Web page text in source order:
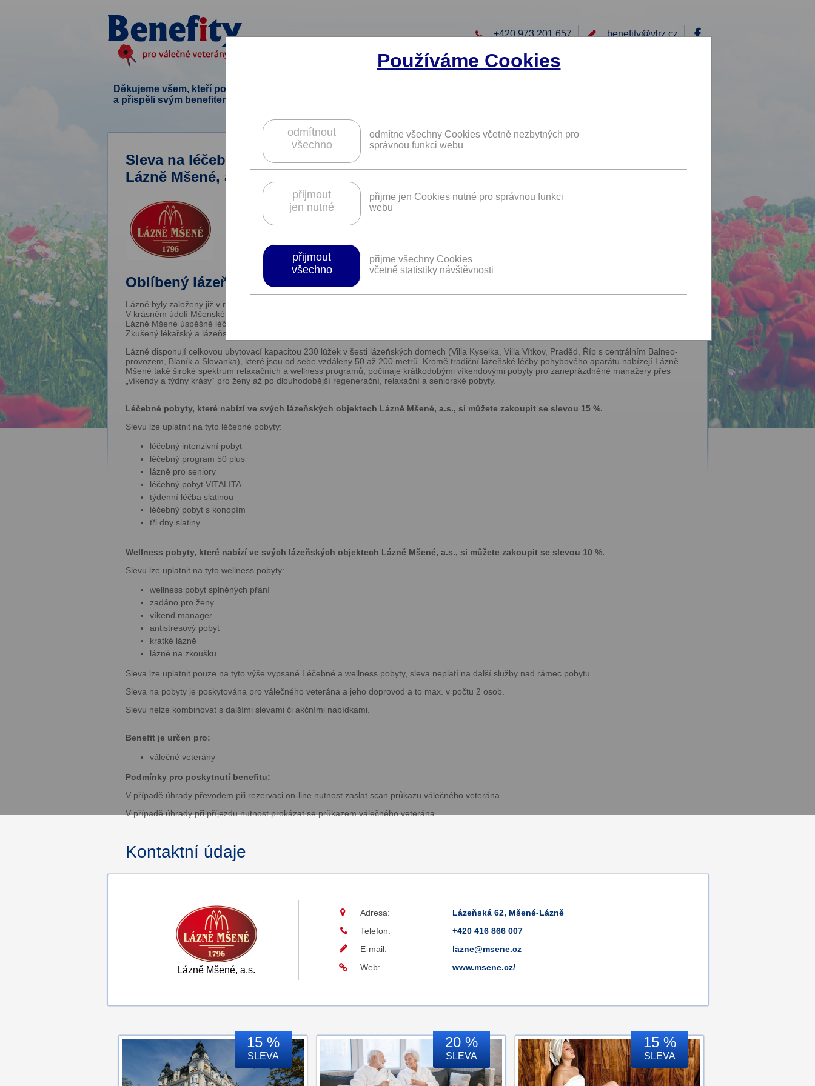
+420 973 201 657 benefity@vlrz.cz
Děkujeme všem, kteří podpořili tento projekt
a přispěli svým benefitem.
Používáme Cookies
odmítnout
všechno
odmítne všechny Cookies včetně nezbytných pro
správnou funkci webu
přijmout
jen nutné
přijme jen Cookies nutné pro správnou funkci
webu
přijmout
všechno
přijme všechny Cookies
včetně statistiky návštěvnosti
Sleva na léčebné a wellness pobyty v lázeňských objektech
Lázně Mšené, a.s.
31. 12. 2026
Oblíbený lázeňský resort nedaleko Prahy.
Lázně byly založeny již v roce 1796 a leží pouhých 45 km od Prahy, nedaleko města Roudnice nad Labem, v klidném koutu Ústeckého kraje.
V krásném údolí Mšenského potoka se nachází sedm lázeňských pavilonů obklopených rozsáhlým romantickým parkem s rybníkem. Slatinné
Lázně Mšené úspěšně léčí již 229 let zejména nemoci pohybového aparátu, v novodobé historii se zde lečí záněty nervů a pooperační stavy.
Zkušený lékařský a lázeňský personál se věnuje všem pacientům i hostům vstřícně a s pochopením pro individuální problémy.
Lázně disponují celkovou ubytovací kapacitou 230 lůžek v šesti lázeňských domech (Villa Kyselka, Villa Vítkov, Praděd, Říp s centrálním Balneo-
provozem, Blaník a Slovanka), které jsou od sebe vzdáleny 50 až 200 metrů. Kromě tradiční lázeňské léčby pohybového aparátu nabízejí Lázně
Mšené také široké spektrum relaxačních a wellness programů, počínaje krátkodobými víkendovými pobyty pro zaneprázdněné manažery přes
„víkendy a týdny krásy“ pro ženy až po dlouhodobější regenerační, relaxační a seniorské pobyty.
Léčebné pobyty, které nabízí ve svých lázeňských objektech Lázně Mšené, a.s., si můžete zakoupit se slevou 15 %.
Slevu lze uplatnit na tyto léčebné pobyty:
léčebný intenzivní pobyt
léčebný program 50 plus
lázně pro seniory
léčebný pobyt VITALITA
týdenní léčba slatinou
léčebný pobyt s konopím
tři dny slatiny
Wellness pobyty, které nabízí ve svých lázeňských objektech Lázně Mšené, a.s., si můžete zakoupit se slevou 10 %.
Slevu lze uplatnit na tyto wellness pobyty:
wellness pobyt splněných přání
zadáno pro ženy
víkend manager
antistresový pobyt
krátké lázně
lázně na zkoušku
Sleva lze uplatnit pouze na tyto výše vypsané Léčebné a wellness pobyty, sleva neplatí na další služby nad rámec pobytu.
Sleva na pobyty je poskytována pro válečného veterána a jeho doprovod a to max. v počtu 2 osob.
Slevu nelze kombinovat s dalšími slevami či akčními nabídkami.
Benefit je určen pro:
válečné veterány
Podmínky pro poskytnutí benefitu:
V případě úhrady převodem při rezervaci on-line nutnost zaslat scan průkazu válečného veterána.
V případě úhrady při příjezdu nutnost prokázat se průkazem válečného veterána.
Kontaktní údaje
Lázně Mšené, a.s.
Adresa:
Lázeňská 62, Mšené-Lázně
Telefon:
+420 416 866 007
E-mail:
lazne@msene.cz
Web:
www.msene.cz/
15 %
SLEVA
20 %
SLEVA
15 %
SLEVA